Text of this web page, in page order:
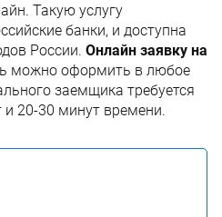
Такую услугу
банки, и доступна
России. Онлайн заявку на
можно оформить в любое
заемщика требуется
и 20-30 минут времени.